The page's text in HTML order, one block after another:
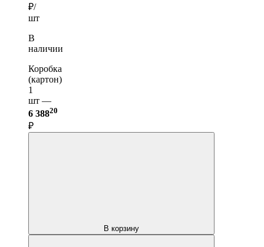
₽/
шт
В
наличии
Коробка
(картон)
1
шт —
6 38820
₽
В корзину